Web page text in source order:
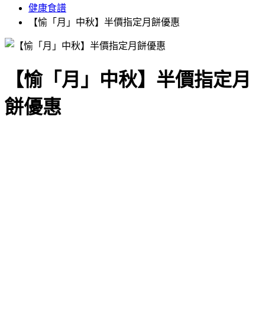
健康食譜
【愉「月」中秋】半價指定月餅優惠
【愉「月」中秋】半價指定月
餅優惠